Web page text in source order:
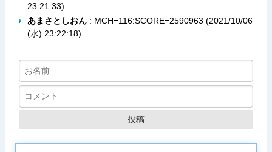
23:21:33)
あまさとしおん: MCH=116:SCORE=2590963 (2021/10/06
(水) 23:22:18)